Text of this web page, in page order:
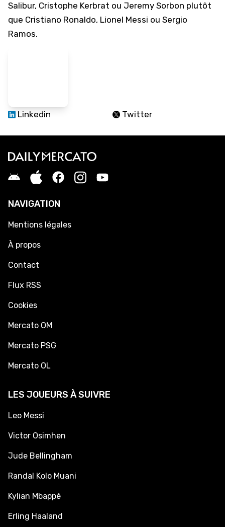
Salibur, Cristophe Kerbrat ou Jeremy Sorbon plutôt
que Cristiano Ronaldo, Lionel Messi ou Sergio
Ramos.
Linkedin Twitter
NAVIGATION
Mentions légales
À propos
Contact
Flux RSS
Cookies
Mercato OM
Mercato PSG
Mercato OL
LES JOUEURS À SUIVRE
Leo Messi
Victor Osimhen
Jude Bellingham
Randal Kolo Muani
Kylian Mbappé
Erling Haaland